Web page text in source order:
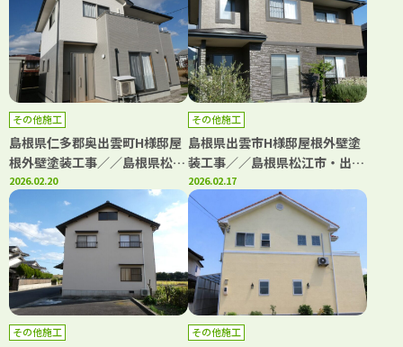
その他施工
島根県仁多郡奥出雲町H様邸屋
根外壁塗装工事／／島根県松江
市・出雲市・大田市・雲南市・
鳥取県米子市・境港市の「きじ
ま塗装」
2026.02.20
その他施工
島根県出雲市H様邸屋根外壁塗
装工事／／島根県松江市・出雲
市・大田市・雲南市・鳥取県米
子市・境港市の「きじま塗装」
2026.02.17
その他施工 その他施工